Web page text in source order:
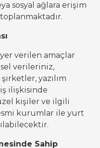
sosyal ağlara erişim
verilen amaçlar
verileriniz,
yazılım
iş ilişkisinde
kişiler ve ilgili
kurumlar ile yurt
Sahip